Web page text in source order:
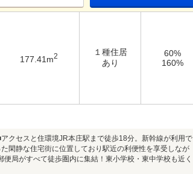
177.41m2
１種住居
あり
60%
160%
セスと住環境JR本庄駅まで徒歩18分。新幹線が利用で
閑静な住宅街に位置しており駅近の利便性を享受しなが
局がすべて徒歩圏内に集結！東小学校・東中学校も近く